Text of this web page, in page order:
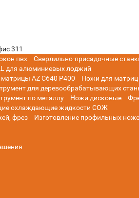
311
пвх Сверлильно-присадочные
для алюминиевых лоджий
AZ C640 P400
Ножи для матриц
для деревообрабатывающих
по металлу Ножи дисковые
охлаждающие жидкости СОЖ
фрез Изготовление профильных